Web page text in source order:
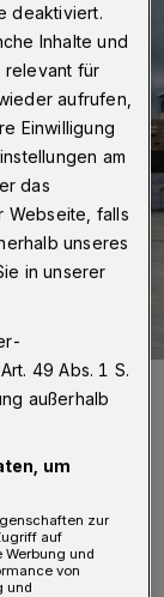
dass Teile der
ziehen.
derFDP
deaktiviert.
Inhalte und
relevant für
aufrufen,
Einwilligung
am
das
Webseite, falls
unseres
in unserer
49 Abs. 1 S.
außerhalb
um
zur
auf
und
von
und